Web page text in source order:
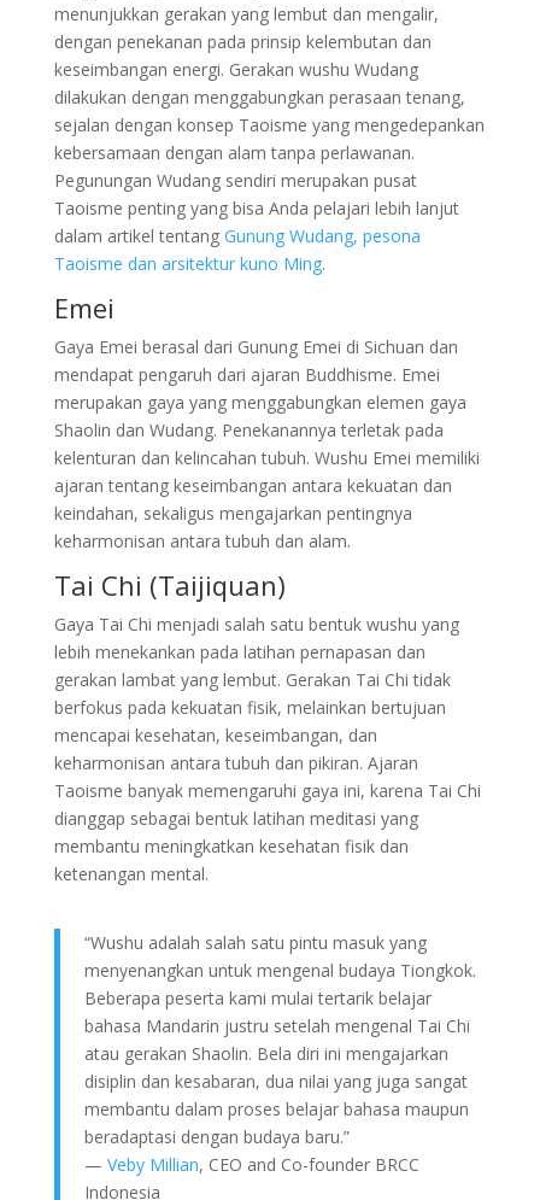
menunjukkan gerakan yang lembut dan mengalir,
dengan penekanan pada prinsip kelembutan dan
keseimbangan energi. Gerakan wushu Wudang
dilakukan dengan menggabungkan perasaan tenang,
sejalan dengan konsep Taoisme yang mengedepankan
kebersamaan dengan alam tanpa perlawanan.
Pegunungan Wudang sendiri merupakan pusat
Taoisme penting yang bisa Anda pelajari lebih lanjut
dalam artikel tentang Gunung Wudang, pesona
Taoisme dan arsitektur kuno Ming.
Emei
Gaya Emei berasal dari Gunung Emei di Sichuan dan
mendapat pengaruh dari ajaran Buddhisme. Emei
merupakan gaya yang menggabungkan elemen gaya
Shaolin dan Wudang. Penekanannya terletak pada
kelenturan dan kelincahan tubuh. Wushu Emei memiliki
ajaran tentang keseimbangan antara kekuatan dan
keindahan, sekaligus mengajarkan pentingnya
keharmonisan antara tubuh dan alam.
Tai Chi (Taijiquan)
Gaya Tai Chi menjadi salah satu bentuk wushu yang
lebih menekankan pada latihan pernapasan dan
gerakan lambat yang lembut. Gerakan Tai Chi tidak
berfokus pada kekuatan fisik, melainkan bertujuan
mencapai kesehatan, keseimbangan, dan
keharmonisan antara tubuh dan pikiran. Ajaran
Taoisme banyak memengaruhi gaya ini, karena Tai Chi
dianggap sebagai bentuk latihan meditasi yang
membantu meningkatkan kesehatan fisik dan
ketenangan mental.
“Wushu adalah salah satu pintu masuk yang
menyenangkan untuk mengenal budaya Tiongkok.
Beberapa peserta kami mulai tertarik belajar
bahasa Mandarin justru setelah mengenal Tai Chi
atau gerakan Shaolin. Bela diri ini mengajarkan
disiplin dan kesabaran, dua nilai yang juga sangat
membantu dalam proses belajar bahasa maupun
beradaptasi dengan budaya baru.”
— Veby Millian, CEO and Co-founder BRCC
Indonesia